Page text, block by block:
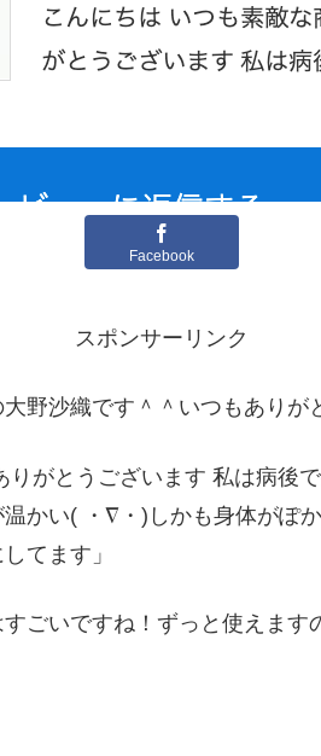
Facebook
スポンサーリンク
野沙織です＾＾いつもありが
りがとうございます 私は病後
かい( ・∇・)しかも身体がぽ
てます」
ごいですね！ずっと使えます